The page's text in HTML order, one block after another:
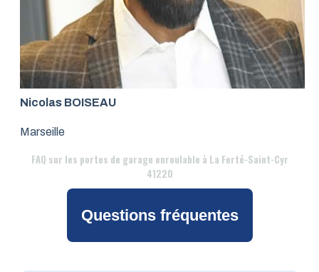
Nicolas BOISEAU
Marseille
FAQ sur les portes de garage enroulable à La Ferté-Saint-Cyr
41220
Questions fréquentes